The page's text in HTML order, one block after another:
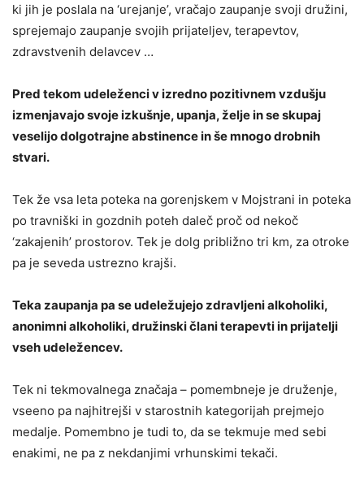
ki jih je poslala na ‘urejanje’, vračajo zaupanje svoji družini,
sprejemajo zaupanje svojih prijateljev, terapevtov,
zdravstvenih delavcev …
Pred tekom udeleženci v izredno pozitivnem vzdušju
izmenjavajo svoje izkušnje, upanja, želje in se skupaj
veselijo dolgotrajne abstinence in še mnogo drobnih
stvari.
Tek že vsa leta poteka na gorenjskem v Mojstrani in poteka
po travniški in gozdnih poteh daleč proč od nekoč
‘zakajenih’ prostorov. Tek je dolg približno tri km, za otroke
pa je seveda ustrezno krajši.
Teka zaupanja pa se udeležujejo zdravljeni alkoholiki,
anonimni alkoholiki, družinski člani terapevti in prijatelji
vseh udeležencev.
Tek ni tekmovalnega značaja – pomembneje je druženje,
vseeno pa najhitrejši v starostnih kategorijah prejmejo
medalje. Pomembno je tudi to, da se tekmuje med sebi
enakimi, ne pa z nekdanjimi vrhunskimi tekači.